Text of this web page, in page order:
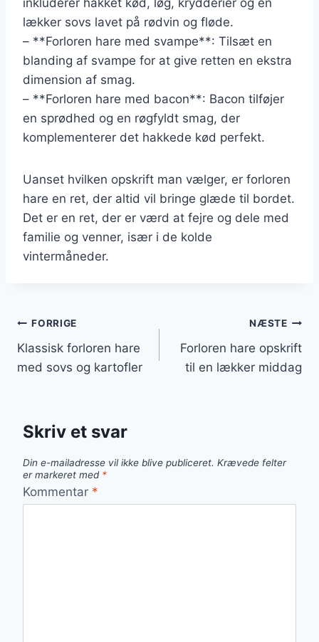
lækker sovs lavet på rødvin og fløde.
– **Forloren hare med svampe**: Tilsæt en
blanding af svampe for at give retten en ekstra
dimension af smag.
– **Forloren hare med bacon**: Bacon tilføjer
en sprødhed og en røgfyldt smag, der
komplementerer det hakkede kød perfekt.
Uanset hvilken opskrift man vælger, er forloren
hare en ret, der altid vil bringe glæde til bordet.
Det er en ret, der er værd at fejre og dele med
familie og venner, især i de kolde
vintermåneder.
Indlægsnavigation
FORRIGE
Klassisk forloren hare
med sovs og kartofler
NÆSTE
Forloren hare opskrift
til en lækker middag
Skriv et svar
Din e-mailadresse vil ikke blive publiceret. Krævede felter
er markeret med *
Kommentar *